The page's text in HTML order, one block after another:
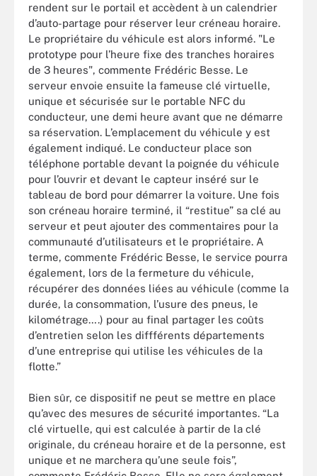
rendent sur le portail et accèdent à un calendrier
d’auto-partage pour réserver leur créneau horaire.
Le propriétaire du véhicule est alors informé. "Le
prototype pour l’heure fixe des tranches horaires
de 3 heures", commente Frédéric Besse. Le
serveur envoie ensuite la fameuse clé virtuelle,
unique et sécurisée sur le portable NFC du
conducteur, une demi heure avant que ne démarre
sa réservation. L’emplacement du véhicule y est
également indiqué. Le conducteur place son
téléphone portable devant la poignée du véhicule
pour l’ouvrir et devant le capteur inséré sur le
tableau de bord pour démarrer la voiture. Une fois
son créneau horaire terminé, il “restitue” sa clé au
serveur et peut ajouter des commentaires pour la
communauté d’utilisateurs et le propriétaire. A
terme, commente Frédéric Besse, le service pourra
également, lors de la fermeture du véhicule,
récupérer des données liées au véhicule (comme la
durée, la consommation, l’usure des pneus, le
kilométrage….) pour au final partager les coûts
d’entretien selon les diffférents départements
d’une entreprise qui utilise les véhicules de la
flotte.”
Bien sûr, ce dispositif ne peut se mettre en place
qu’avec des mesures de sécurité importantes. “La
clé virtuelle, qui est calculée à partir de la clé
originale, du créneau horaire et de la personne, est
unique et ne marchera qu’une seule fois”,